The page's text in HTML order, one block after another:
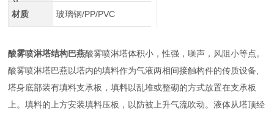
材质 玻璃钢/PP/PVC
酸雾喷淋塔结构巴燕酸雾喷淋塔体积小，性强，噪声，风阻小等点。
酸雾喷淋塔巴燕以塔内的填料作为气液两相间接触构件的传质设备,
塔身底部装有填料支承板，填料以乱堆或整砌的方式放置在支承板
上。填料的上方安装填料压板，以防被上升气流吹动。液体从塔顶经